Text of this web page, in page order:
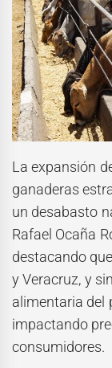
La expansión
ganaderas
un desabasto
Rafael Ocaña
destacando
y Veracruz, y
alimentaria del
impactando
consumidores.